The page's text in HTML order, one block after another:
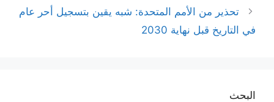
تحذير من الأمم المتحدة: شبه يقين بتسجيل أحر عام
في التاريخ قبل نهاية 2030
البحث